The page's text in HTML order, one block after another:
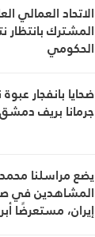
الاتحاد العمالي
المشترك بانتظار
الحكومي
ضحايا بانفجار
جرمانا بريف دمشق
يضع مراسلنا
المشاهدين في
إيران، مستعرضًا